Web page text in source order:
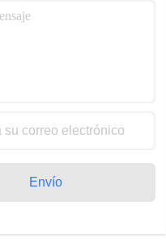
Envío